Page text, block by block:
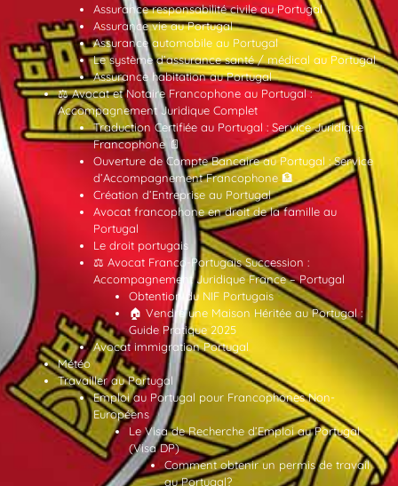
Assurance responsabilité civile au Portugal
Assurance vie au Portugal
Assurance automobile au Portugal
Le système d’assurance santé / médical au Portugal
Assurance habitation au Portugal
⚖️ Avocat et Notaire Francophone au Portugal :
Accompagnement Juridique Complet
Traduction Certifiée au Portugal : Service Juridique
Francophone 📄
Ouverture de Compte Bancaire au Portugal : Service
d’Accompagnement Francophone 🏦
Création d’Entreprise au Portugal
Avocat francophone en droit de la famille au
Portugal
Le droit portugais
⚖️ Avocat Franco-Portugais Succession :
Accompagnement Juridique France – Portugal
Obtention du NIF Portugais
🏠 Vendre une Maison Héritée au Portugal :
Guide Pratique 2025
Avocat immigration Portugal
Météo
Travailler au Portugal
Emploi au Portugal pour Francophones Non-
Européens
Le Visa de Recherche d’Emploi au Portugal
(Visa DP)
Comment obtenir un permis de travail
au Portugal?